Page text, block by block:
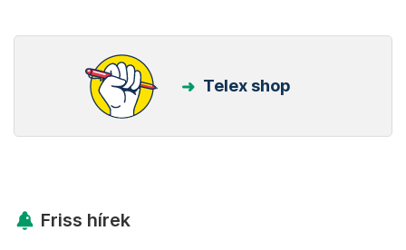
Telex shop
Friss hírek